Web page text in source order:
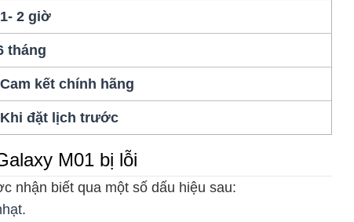
2 giờ
tháng
kết chính hãng
đặt lịch trước
M01 bị lỗi
nhận biết qua một số dấu hiệu sau: